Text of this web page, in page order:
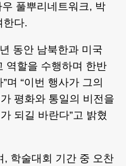
풀뿌리네트워크, 박
한다.
동안 남북한과 미국
역할을 수행하며 한반
며 “이번 행사가 그의
평화와 통일의 비전을
되길 바란다”고 밝혔
, 학술대회 기간 중 오찬